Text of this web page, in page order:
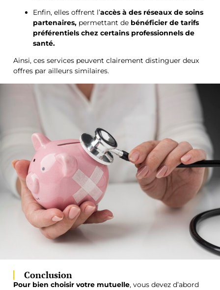
Enfin, elles offrent l’accès à des réseaux de soins
partenaires,permettant de bénéficier de tarifs
préférentiels chez certains professionnels de
santé.
Ainsi, ces services peuvent clairement distinguer deux
offres par ailleurs similaires.
Conclusion
Pour bien choisir votre mutuelle, vous devez d’abord